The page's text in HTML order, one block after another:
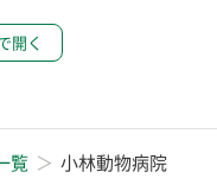
開く
覧 小林動物病院